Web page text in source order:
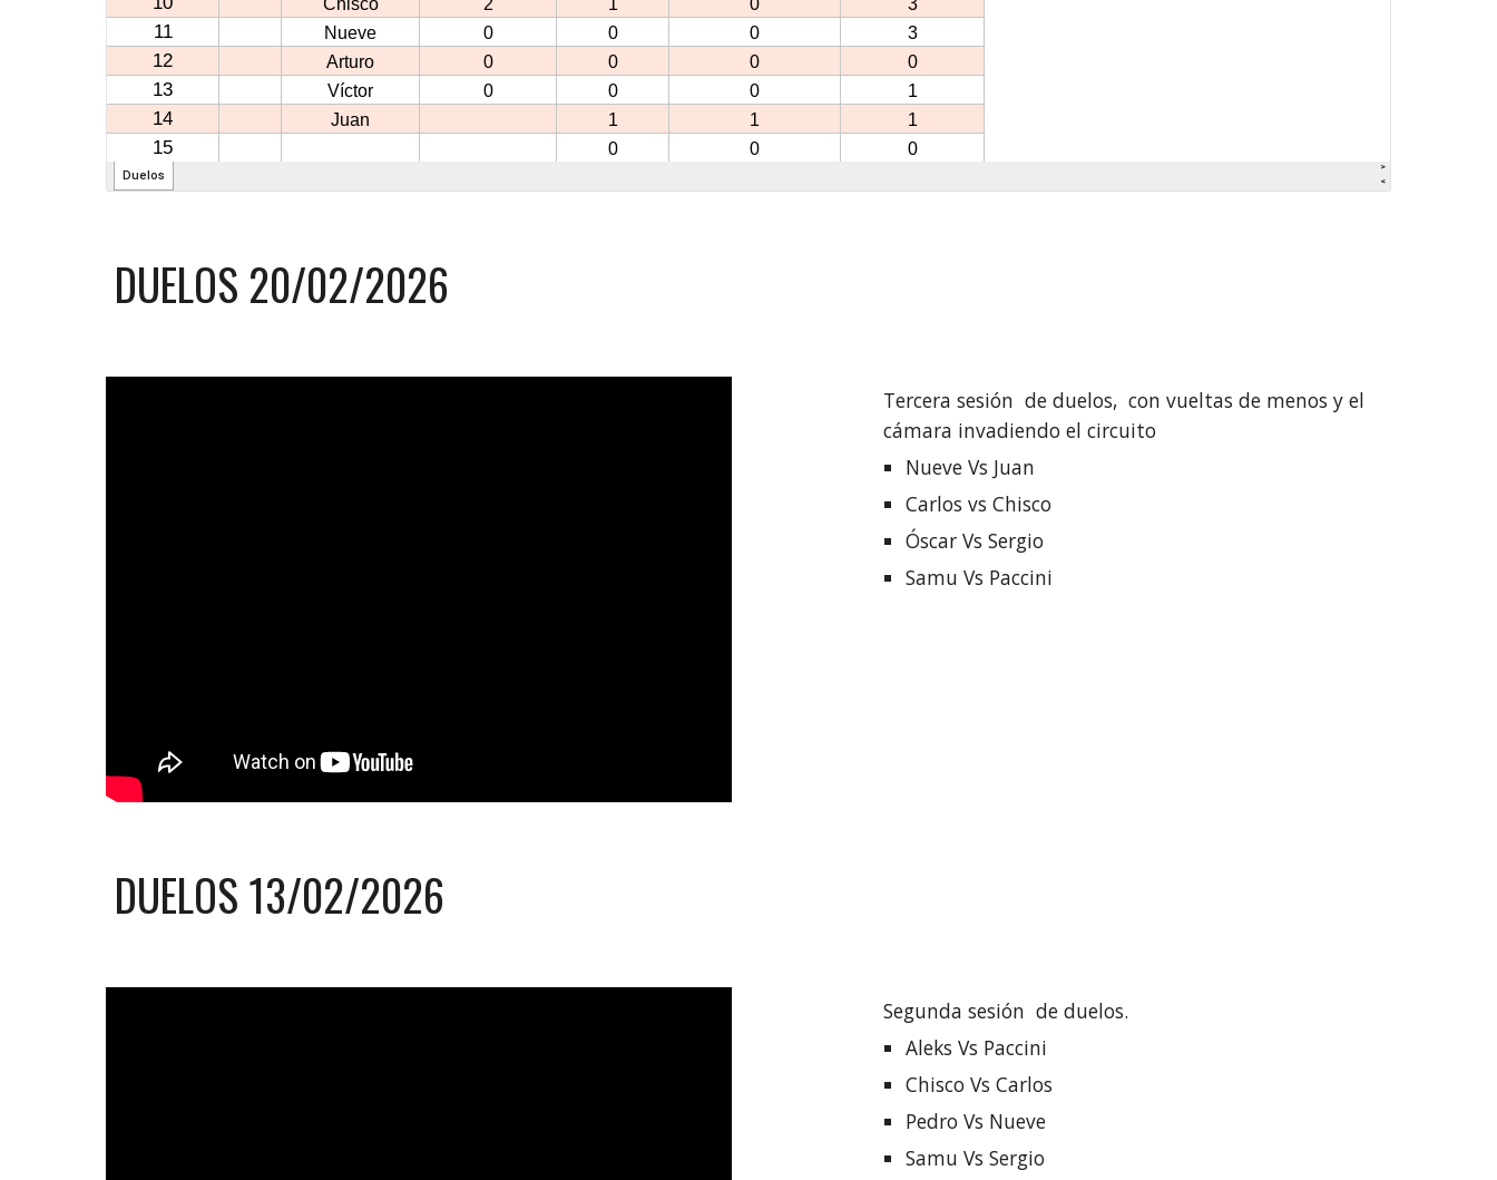
DUELOS 20/02/2026
Tercera sesión de duelos, con vueltas de menos y el
cámara invadiendo el circuito
Nueve Vs Juan
Carlos vs Chisco
Óscar Vs Sergio
Samu Vs Paccini
DUELOS13/02/2026
Segunda sesión de duelos.
Aleks Vs Paccini
Chisco Vs Carlos
Pedro Vs Nueve
Samu Vs Sergio